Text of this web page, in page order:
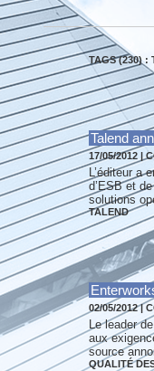
TAGS (230) :
Talend
17/05/2012 |
L’éditeur a
d’ESB et
solutions
TALEND
02/05/2012|
Le leader
aux
source
QUALITÉ